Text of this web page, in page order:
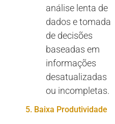
análise lenta de
dados e tomada
de decisões
baseadas em
informações
desatualizadas
ou incompletas.
5. Baixa Produtividade